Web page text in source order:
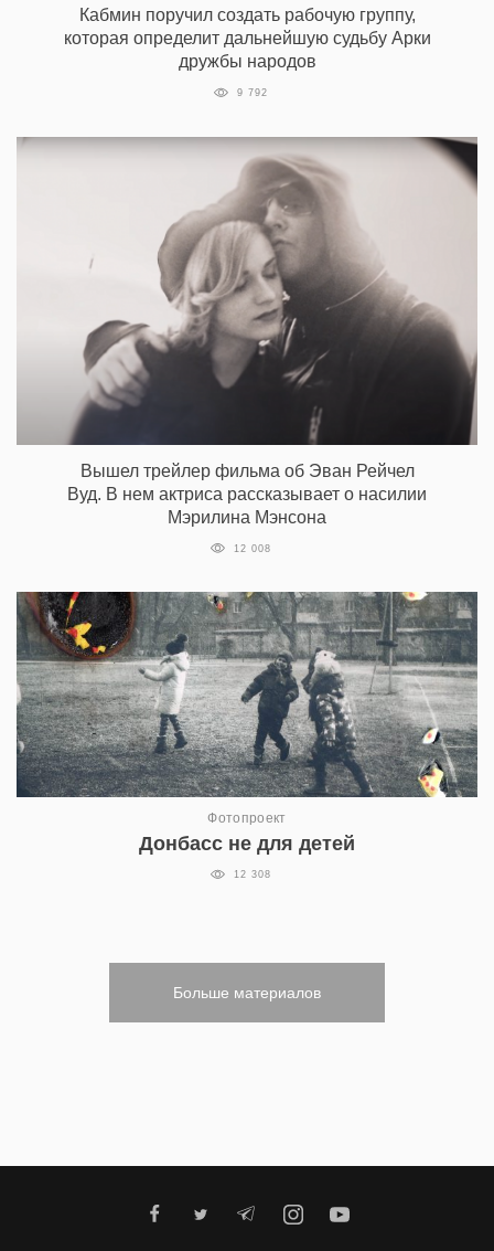
Кабмин поручил создать рабочую группу,
которая определит дальнейшую судьбу Арки
дружбы народов
9 792
Вышел трейлер фильма об Эван Рейчел
Вуд. В нем актриса рассказывает о насилии
Мэрилина Мэнсона
12 008
Фотопроект
Донбасс не для детей
12 308
Больше материалов